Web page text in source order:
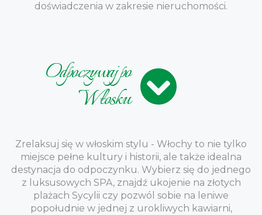
doświadczenia w zakresie nieruchomości.
Odpoczywaj po
Włosku
Zrelaksuj się w włoskim stylu - Włochy to nie tylko
miejsce pełne kultury i historii, ale także idealna
destynacja do odpoczynku. Wybierz się do jednego
z luksusowych SPA, znajdź ukojenie na złotych
plażach Sycylii czy pozwól sobie na leniwe
popołudnie w jednej z urokliwych kawiarni,